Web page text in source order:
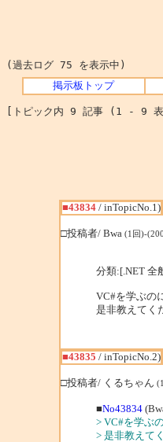
(過去ログ 75 を表示中)
掲示板トップ
[トピック内 9 記事 (1 - 9
■43834/ inTopicNo.1)
□投稿者/ Bwa (1回)-
分類:[.NET
VC#を学ぶの
是非教えてく
■43835 / inTopicNo.2)
□投稿者/ くるちゃん
■No43834
> VC#を学ぶ
> 是非教えて